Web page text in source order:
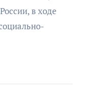
в ходе